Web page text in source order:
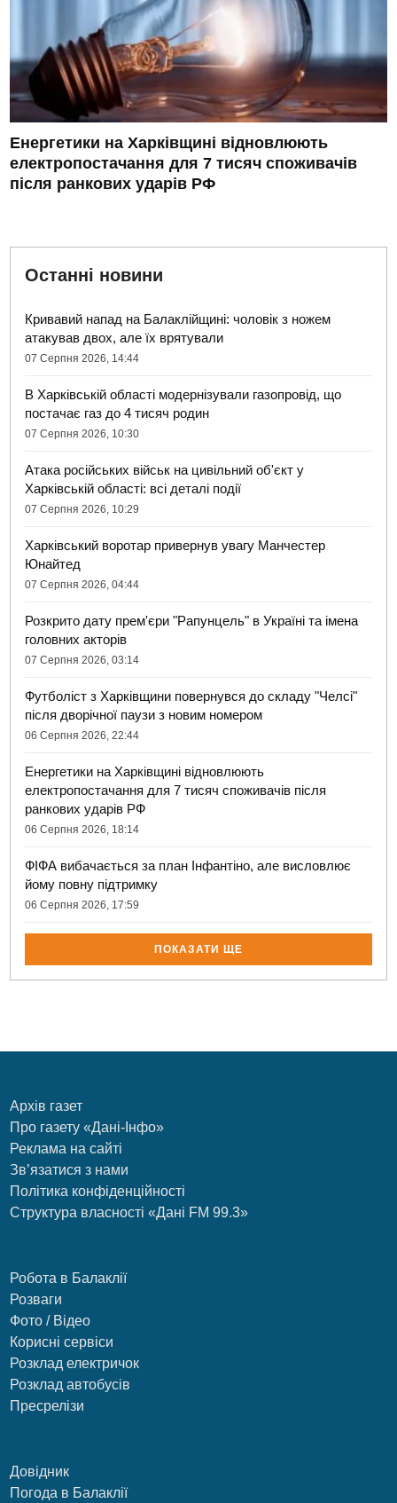
Енергетики на Харківщині відновлюють
електропостачання для 7 тисяч споживачів
після ранкових ударів РФ
Останні новини
Кривавий напад на Балаклійщині: чоловік з ножем
атакував двох, але їх врятували
07 Серпня 2026, 14:44
В Харківській області модернізували газопровід, що
постачає газ до 4 тисяч родин
07 Серпня 2026, 10:30
Атака російських військ на цивільний об'єкт у
Харківській області: всі деталі події
07 Серпня 2026, 10:29
Харківський воротар привернув увагу Манчестер
Юнайтед
07 Серпня 2026, 04:44
Розкрито дату прем'єри "Рапунцель" в Україні та імена
головних акторів
07 Серпня 2026, 03:14
Футболіст з Харківщини повернувся до складу "Челсі"
після дворічної паузи з новим номером
06 Серпня 2026, 22:44
Енергетики на Харківщині відновлюють
електропостачання для 7 тисяч споживачів після
ранкових ударів РФ
06 Серпня 2026, 18:14
ФІФА вибачається за план Інфантіно, але висловлює
йому повну підтримку
06 Серпня 2026, 17:59
ПОКАЗАТИ ЩЕ
Архів газет
Про газету «Дані-Інфо»
Реклама на сайті
Зв’язатися з нами
Політика конфіденційності
Структура власності «Дані FM 99.3»
Робота в Балаклії
Розваги
Фото / Відео
Корисні сервіси
Розклад електричок
Розклад автобусів
Пресрелізи
Довідник
Погода в Балаклії